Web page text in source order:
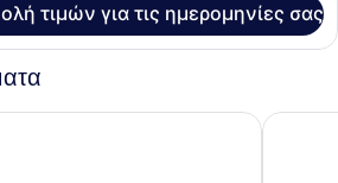
τιμών για τις ημερομηνίες σας
Rydges